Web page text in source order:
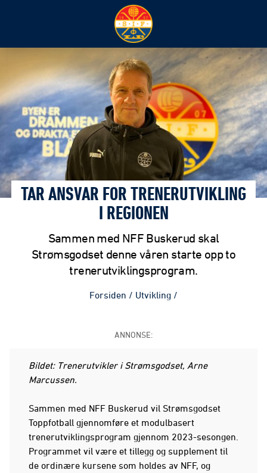
TAR ANSVAR FOR TRENERUTVIKLING
I REGIONEN
Sammen med NFF Buskerud skal
Strømsgodset denne våren starte opp to
trenerutviklingsprogram.
Forsiden / Utvikling /
ANNONSE:
Bildet: Trenerutvikler i Strømsgodset, Arne
Marcussen.
Sammen med NFF Buskerud vil Strømsgodset
Toppfotball gjennomføre et modulbasert
trenerutviklingsprogram gjennom 2023-sesongen.
Programmet vil være et tillegg og supplement til
de ordinære kursene som holdes av NFF, og